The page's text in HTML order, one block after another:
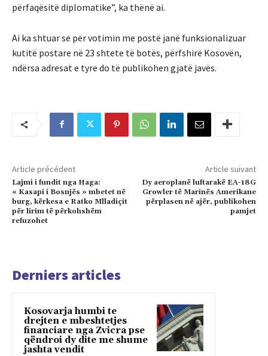
përfaqësitë diplomatike”, ka thënë ai.
Ai ka shtuar se për votimin me postë janë funksionalizuar
kutitë postare në 23 shtete të botës, përfshirë Kosovën,
ndërsa adresat e tyre do të publikohen gjatë javës.
Article précédent
Lajmi i fundit nga Haga:
« Kasapi i Bosnjës » mbetet në
burg, kërkesa e Ratko Mlladiçit
për lirim të përkohshëm
refuzohet
Article suivant
Dy aeroplanë luftarakë EA-18G
Growler të Marinës Amerikane
përplasen në ajër, publikohen
pamjet
Derniers articles
Kosovarja humbi te
drejten e mbeshtetjes
financiare nga Zvicra pse
qëndroi dy dite me shume
jashta vendit